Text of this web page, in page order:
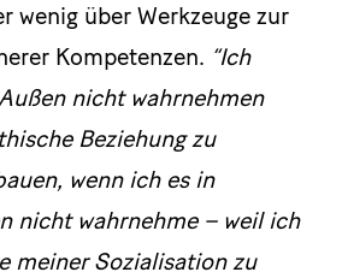
wenig über Werkzeuge zur
Kompetenzen. “Ich
nicht wahrnehmen
Beziehung zu
wenn ich es in
nicht wahrnehme – weil ich
meiner Sozialisation zu